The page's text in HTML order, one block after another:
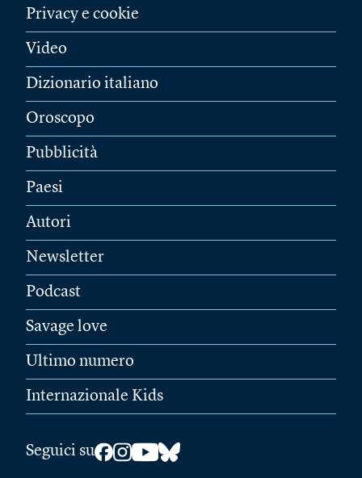
Privacy e cookie
Video
Dizionario italiano
Oroscopo
Pubblicità
Paesi
Autori
Newsletter
Podcast
Savage love
Ultimo numero
Internazionale Kids
Seguici su